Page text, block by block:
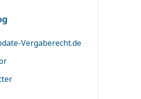
Vergaberecht.de